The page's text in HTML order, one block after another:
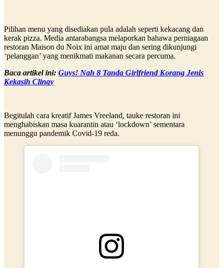
Pilihan menu yang disediakan pula adalah seperti kekacang dan
kerak pizza. Media antarabangsa melaporkan bahawa perniagaan
restoran Maison du Noix ini amat maju dan sering dikunjungi
‘pelanggan’ yang menikmati makanan secara percuma.
Baca artikel ini: Guys! Nah 8 Tanda Girlfriend Korang Jenis
Kekasih Clingy
Begitulah cara kreatif James Vreeland, tauke restoran ini
menghabiskan masa kuarantin atau ‘lockdown’ sementara
menunggu pandemik Covid-19 reda.